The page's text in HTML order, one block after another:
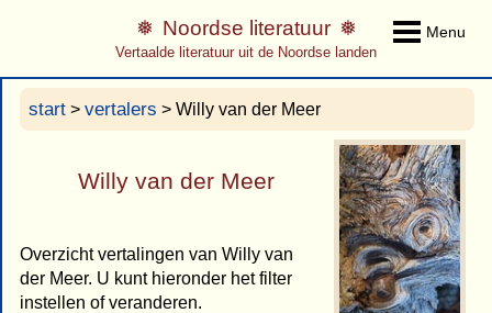
Menu
Noordse literatuur
Vertaalde literatuur uit de Noordse landen
start > vertalers > Willy van der Meer
Willy van der Meer
Overzicht vertalingen van Willy van
der Meer. U kunt hieronder het filter
instellen of veranderen.